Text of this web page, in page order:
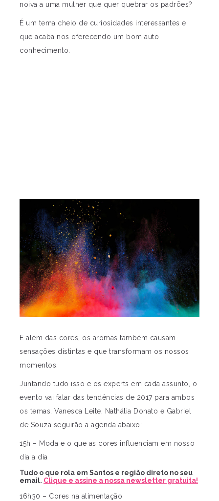
noiva a uma mulher que quer quebrar os padrões?
É um tema cheio de curiosidades interessantes e
que acaba nos oferecendo um bom auto
conhecimento.
E além das cores, os aromas também causam
sensações distintas e que transformam os nossos
momentos.
Juntando tudo isso e os experts em cada assunto, o
evento vai falar das tendências de 2017 para ambos
os temas. Vanesca Leite, Nathália Donato e Gabriel
de Souza seguirão a agenda abaixo:
15h – Moda e o que as cores influenciam em nosso
dia a dia
Tudo o que rola em Santos e região direto no seu
email. Clique e assine a nossa newsletter gratuita!
16h30 – Cores na alimentação